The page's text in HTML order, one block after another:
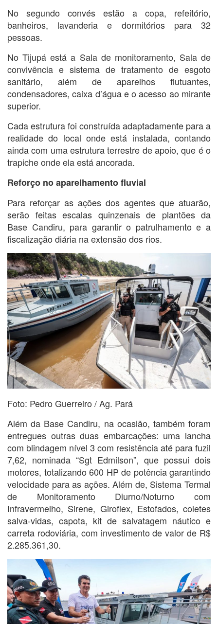
No segundo convés estão a copa, refeitório,
banheiros, lavanderia e dormitórios para 32
pessoas.
No Tijupá está a Sala de monitoramento, Sala de
convivência e sistema de tratamento de esgoto
sanitário, além de aparelhos flutuantes,
condensadores, caixa d’água e o acesso ao mirante
superior.
Cada estrutura foi construída adaptadamente para a
realidade do local onde está instalada, contando
ainda com uma estrutura terrestre de apoio, que é o
trapiche onde ela está ancorada.
Reforço no aparelhamento fluvial
Para reforçar as ações dos agentes que atuarão,
serão feitas escalas quinzenais de plantões da
Base Candiru, para garantir o patrulhamento e a
fiscalização diária na extensão dos rios.
Foto: Pedro Guerreiro / Ag. Pará
Além da Base Candiru, na ocasião, também foram
entregues outras duas embarcações: uma lancha
com blindagem nível 3 com resistência até para fuzil
7,62, nominada “Sgt Edmilson”, que possui dois
motores, totalizando 600 HP de potência garantindo
velocidade para as ações. Além de, Sistema Termal
de Monitoramento Diurno/Noturno com
Infravermelho, Sirene, Giroflex, Estofados, coletes
salva-vidas, capota, kit de salvatagem náutico e
carreta rodoviária, com investimento de valor de R$
2.285.361,30.